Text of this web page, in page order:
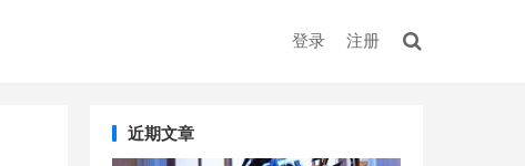
登录 注册
近期文章